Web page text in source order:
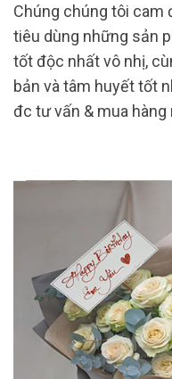
Chúng chúng tôi cam
tiêu dùng những sản
tốt độc nhất vô nhị,
bản và tâm huyết tốt
đc tư vấn & mua